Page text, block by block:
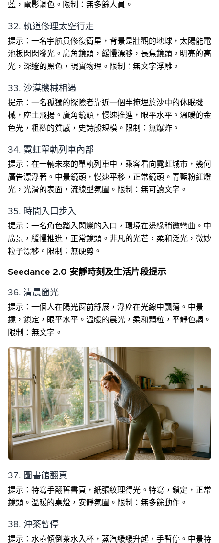
藍，電影調色。限制：無多餘人員。
32. 軌道修理太空行走
提示：一名宇航員修復衛星，背景是壯觀的地球，太陽能電
池板閃閃發光。廣角鏡頭，緩慢漂移，長焦鏡頭。明亮的高
光，深邃的黑色，現實物理。限制：無文字浮雕。
33. 沙漠機械相遇
提示：一名孤獨的探險者靠近一個半掩埋於沙中的休眠機
械，塵土飛揚。廣角鏡頭，慢速推進，眼平水平。溫暖的金
色光，粗糙的質感，史詩般規模。限制：無爆炸。
34. 霓虹單軌列車內部
提示：在一輛未來的單軌列車中，乘客看向霓虹城市，幾何
廣告漂浮著。中景鏡頭，慢速平移，正常鏡頭。青藍粉紅燈
光，光滑的表面，流線型氛圍。限制：無可讀文字。
35. 時間入口步入
提示：一名角色踏入閃爍的入口，環境在邊緣稍微彎曲。中
廣景，緩慢推進，正常鏡頭。非凡的光芒，柔和泛光，微妙
粒子漂移。限制：無硬剪。
Seedance 2.0 安靜時刻及生活片段提示
36. 清晨窗光
提示：一個人在陽光窗前舒展，浮塵在光線中飄蕩。中景
鏡，鎖定，眼平水平。溫暖的晨光，柔和顆粒，平靜色調。
限制：無文字。
37. 圖書館翻頁
提示：特寫手翻舊書頁，紙張紋理得光。特寫，鎖定，正常
鏡頭。溫暖的桌燈，安靜氛圍。限制：無多餘動作。
38. 沖茶暫停
提示：水壺傾倒茶水入杯，蒸汽緩緩升起，手暫停。中景特